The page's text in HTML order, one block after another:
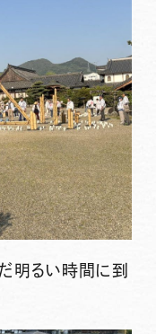
明るい時間に到